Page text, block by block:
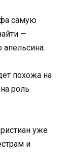
самую
—
апельсина.
похожа на
роль
уже
и